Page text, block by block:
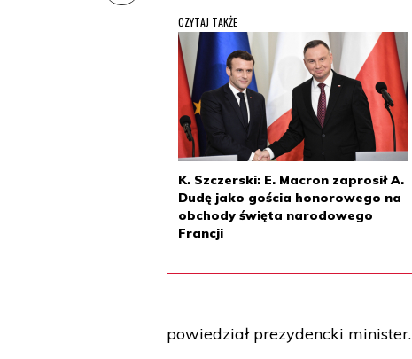
CZYTAJ TAKŻE
K. Szczerski: E. Macron zaprosił A.
Dudę jako gościa honorowego na
obchody święta narodowego
Francji
powiedział prezydencki minister.